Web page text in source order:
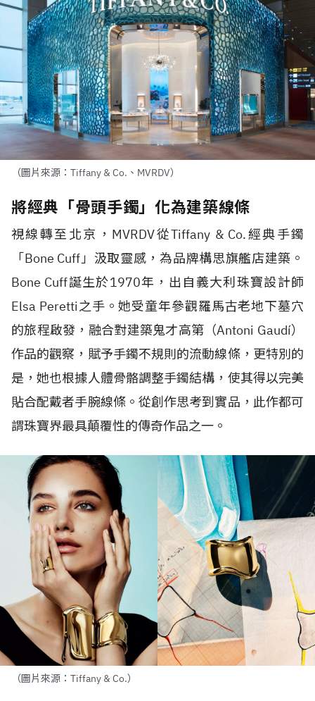
（圖片來源：Tiffany & Co.、MVRDV）
將經典「骨頭手鐲」化為建築線條
視線轉至北京， MVRDV從Tiffany & Co.經典手鐲
「Bone Cuff」汲取靈感，為品牌構思旗艦店建築。
Bone Cuff誕生於1970年，出自義大利珠寶設計師
Elsa Peretti之手。她受童年參觀羅馬古老地下墓穴
的旅程啟發，融合對建築鬼才高第（Antoni Gaudí）
作品的觀察，賦予手鐲不規則的流動線條，更特別的
是，她也根據人體骨骼調整手鐲結構，使其得以完美
貼合配戴者手腕線條。從創作思考到實品，此作都可
謂珠寶界最具顛覆性的傳奇作品之一。
（圖片來源：Tiffany & Co.）